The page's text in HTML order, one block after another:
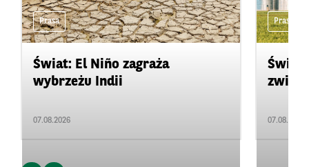
Prasa
Świat: El Niño zagraża
wybrzeżu Indii
07.08.2026
Prasa
07.08.2026